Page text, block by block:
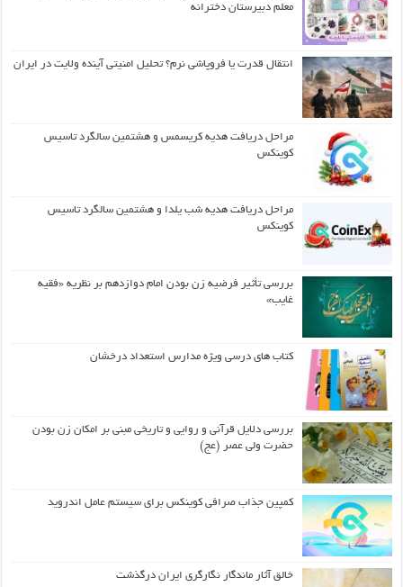
معلم دبیرستان دخترانه
انتقال قدرت یا فروپاشی نرم؟ تحلیل امنیتی آینده ولایت در ایران
مراحل دریافت هدیه کریسمس و هشتمین سالگرد تاسیس
کوینکس
مراحل دریافت هدیه شب یلدا و هشتمین سالگرد تاسیس
کوینکس
بررسی تأثیر فرضیه زن بودن امام دوازدهم بر نظریه «فقیه
غایب»
کتاب های درسی ویژه مدارس استعداد درخشان
بررسی دلایل قرآنی و روایی و تاریخی مبنی بر امکان زن بودن
حضرت ولی عصر (عج)
کمپین جذاب صرافی کوینکس برای سیستم عامل اندروید
خالق آثار ماندگار نگارگری ایران درگذشت